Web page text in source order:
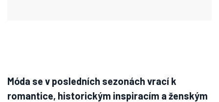
Móda se v posledních sezonách vrací k
romantice, historickým inspiracím a ženským